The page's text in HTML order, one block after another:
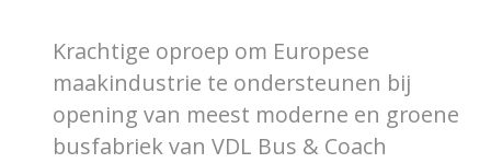
Krachtige oproep om Europese
maakindustrie te ondersteunen bij
opening van meest moderne en groene
busfabriek van VDL Bus & Coach